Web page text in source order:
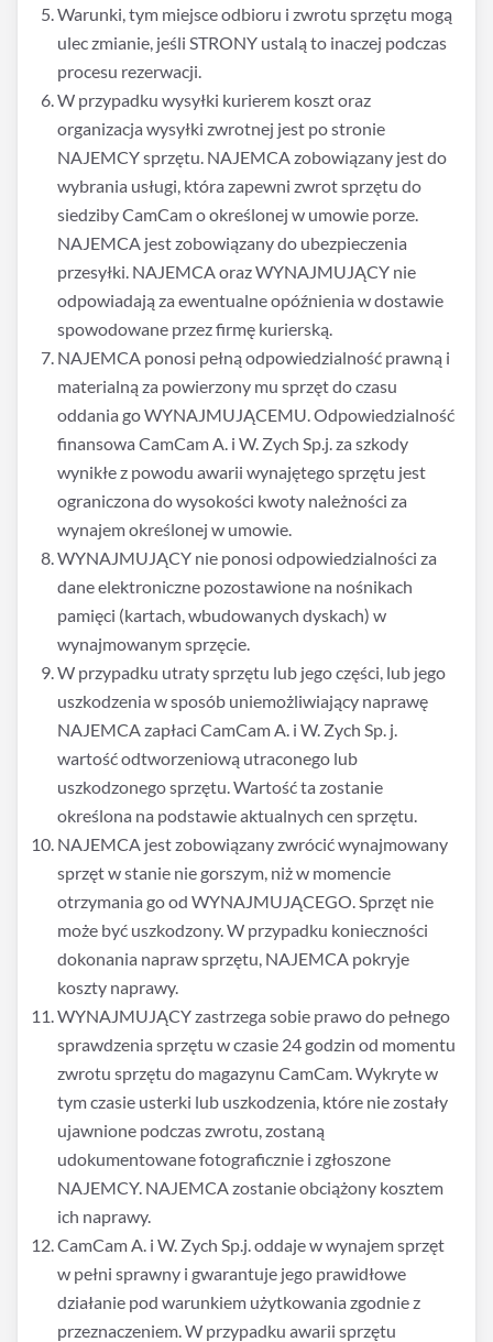
Warunki, tym miejsce odbioru i zwrotu sprzętu mogą
ulec zmianie, jeśli STRONY ustalą to inaczej podczas
procesu rezerwacji.
W przypadku wysyłki kurierem koszt oraz
organizacja wysyłki zwrotnej jest po stronie
NAJEMCY sprzętu. NAJEMCA zobowiązany jest do
wybrania usługi, która zapewni zwrot sprzętu do
siedziby CamCam o określonej w umowie porze.
NAJEMCA jest zobowiązany do ubezpieczenia
przesyłki. NAJEMCA oraz WYNAJMUJĄCY nie
odpowiadają za ewentualne opóźnienia w dostawie
spowodowane przez firmę kurierską.
NAJEMCA ponosi pełną odpowiedzialność prawną i
materialną za powierzony mu sprzęt do czasu
oddania go WYNAJMUJĄCEMU. Odpowiedzialność
finansowa CamCam A. i W. Zych Sp.j. za szkody
wynikłe z powodu awarii wynajętego sprzętu jest
ograniczona do wysokości kwoty należności za
wynajem określonej w umowie.
WYNAJMUJĄCY nie ponosi odpowiedzialności za
dane elektroniczne pozostawione na nośnikach
pamięci (kartach, wbudowanych dyskach) w
wynajmowanym sprzęcie.
W przypadku utraty sprzętu lub jego części, lub jego
uszkodzenia w sposób uniemożliwiający naprawę
NAJEMCA zapłaci CamCam A. i W. Zych Sp. j.
wartość odtworzeniową utraconego lub
uszkodzonego sprzętu. Wartość ta zostanie
określona na podstawie aktualnych cen sprzętu.
NAJEMCA jest zobowiązany zwrócić wynajmowany
sprzęt w stanie nie gorszym, niż w momencie
otrzymania go od WYNAJMUJĄCEGO. Sprzęt nie
może być uszkodzony. W przypadku konieczności
dokonania napraw sprzętu, NAJEMCA pokryje
koszty naprawy.
WYNAJMUJĄCY zastrzega sobie prawo do pełnego
sprawdzenia sprzętu w czasie 24 godzin od momentu
zwrotu sprzętu do magazynu CamCam. Wykryte w
tym czasie usterki lub uszkodzenia, które nie zostały
ujawnione podczas zwrotu, zostaną
udokumentowane fotograficznie i zgłoszone
NAJEMCY. NAJEMCA zostanie obciążony kosztem
ich naprawy.
CamCam A. i W. Zych Sp.j. oddaje w wynajem sprzęt
w pełni sprawny i gwarantuje jego prawidłowe
działanie pod warunkiem użytkowania zgodnie z
przeznaczeniem. W przypadku awarii sprzętu